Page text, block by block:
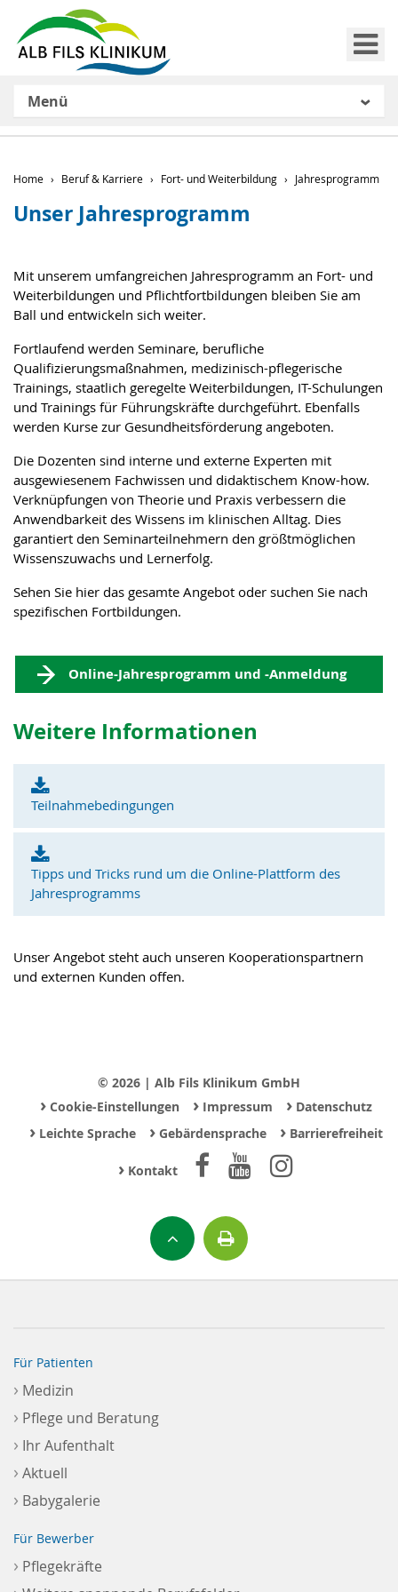
Menü
Home Beruf & Karriere Fort- und Weiterbildung Jahresprogramm
Unser Jahresprogramm
Mit unserem umfangreichen Jahresprogramm an Fort- und
Weiterbildungen und Pflichtfortbildungen bleiben Sie am
Ball und entwickeln sich weiter.
Fortlaufend werden Seminare, berufliche
Qualifizierungsmaßnahmen, medizinisch-pflegerische
Trainings, staatlich geregelte Weiterbildungen, IT-Schulungen
und Trainings für Führungskräfte durchgeführt. Ebenfalls
werden Kurse zur Gesundheitsförderung angeboten.
Die Dozenten sind interne und externe Experten mit
ausgewiesenem Fachwissen und didaktischem Know-how.
Verknüpfungen von Theorie und Praxis verbessern die
Anwendbarkeit des Wissens im klinischen Alltag. Dies
garantiert den Seminarteilnehmern den größtmöglichen
Wissenszuwachs und Lernerfolg.
Sehen Sie hier das gesamte Angebot oder suchen Sie nach
spezifischen Fortbildungen.
Online-Jahresprogramm und -Anmeldung
Weitere Informationen
Teilnahmebedingungen
Tipps und Tricks rund um die Online-Plattform des
Jahresprogramms
Unser Angebot steht auch unseren Kooperationspartnern
und externen Kunden offen.
© 2026 | Alb Fils Klinikum GmbH
›Cookie-Einstellungen ›Impressum ›Datenschutz
›Leichte Sprache ›Gebärdensprache ›Barrierefreiheit
› Kontakt
Für Patienten
› Medizin
› Pflege und Beratung
› Ihr Aufenthalt
› Aktuell
› Babygalerie
Für Bewerber
› Pflegekräfte